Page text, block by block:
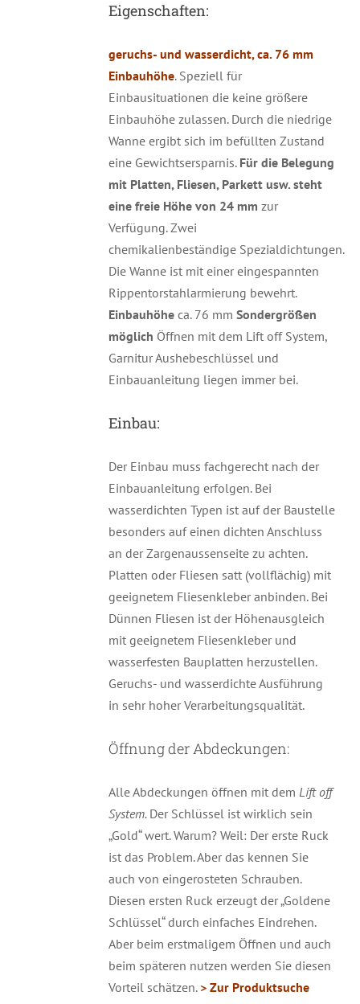
Eigenschaften:
geruchs- und wasserdicht,ca.76 mm
Einbauhöhe. Speziell für
Einbausituationen die keine größere
Einbauhöhe zulassen. Durch die niedrige
Wanne ergibt sich im befüllten Zustand
eine Gewichtsersparnis. Für die Belegung
mit Platten, Fliesen, Parkett usw. steht
eine freie Höhe von 24 mm zur
Verfügung. Zwei
chemikalienbeständige Spezialdichtungen.
Die Wanne ist mit einer eingespannten
Rippentorstahlarmierung bewehrt.
Einbauhöheca. 76 mm Sondergrößen
möglich Öffnen mit dem Lift off System,
Garnitur Aushebeschlüssel und
Einbauanleitung liegen immer bei.
Einbau:
Der Einbau muss fachgerecht nach der
Einbauanleitung erfolgen. Bei
wasserdichten Typen ist auf der Baustelle
besonders auf einen dichten Anschluss
an der Zargenaussenseite zu achten.
Platten oder Fliesen satt (vollflächig) mit
geeignetem Fliesenkleber anbinden. Bei
Dünnen Fliesen ist der Höhenausgleich
mit geeignetem Fliesenkleber und
wasserfesten Bauplatten herzustellen.
Geruchs- und wasserdichte Ausführung
in sehr hoher Verarbeitungsqualität.
Öffnung der Abdeckungen:
Alle Abdeckungen öffnen mit dem Lift off
System. Der Schlüssel ist wirklich sein
„Gold“ wert. Warum? Weil: Der erste Ruck
ist das Problem. Aber das kennen Sie
auch von eingerosteten Schrauben.
Diesen ersten Ruck erzeugt der „Goldene
Schlüssel“ durch einfaches Eindrehen.
Aber beim erstmaligem Öffnen und auch
beim späteren nutzen werden Sie diesen
Vorteil schätzen. > Zur Produktsuche